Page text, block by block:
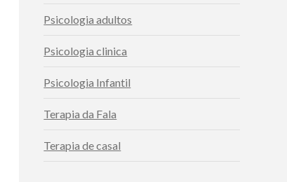
Psicologia adultos
Psicologia clinica
Psicologia Infantil
Terapia da Fala
Terapia de casal